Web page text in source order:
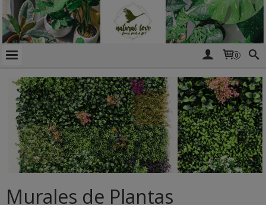
0
Murales de Plantas